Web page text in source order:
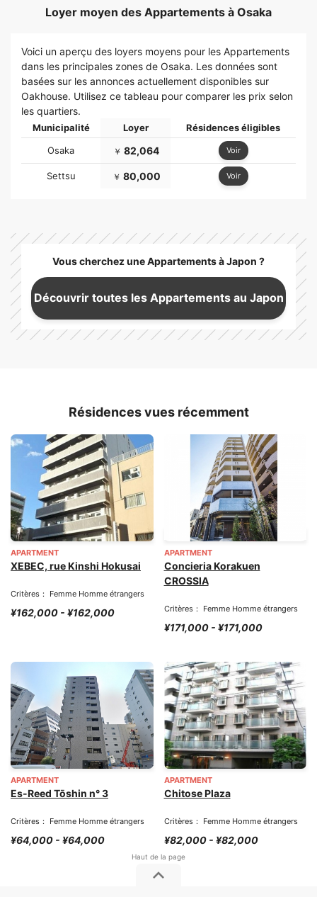
Loyer moyen des Appartements à Osaka
Voici un aperçu des loyers moyens pour les Appartements
dans les principales zones de Osaka. Les données sont
basées sur les annonces actuellement disponibles sur
Oakhouse. Utilisez ce tableau pour comparer les prix selon
les quartiers.
Municipalité Loyer
Résidences éligibles
Osaka
￥ 82,064 Voir
Settsu ￥ 80,000 Voir
Vous cherchez une Appartements à Japon ?
Découvrir toutes les Appartements au Japon
Résidences vues récemment
APARTMENT
XEBEC, rue Kinshi Hokusai
Critères： Femme Homme étrangers
¥162,000 - ¥162,000
APARTMENT
Concieria Korakuen
CROSSIA
Critères： Femme Homme étrangers
¥171,000 - ¥171,000
APARTMENT
Es-Reed Tōshin n° 3
Critères： Femme Homme étrangers
¥64,000 - ¥64,000
APARTMENT
Chitose Plaza
Critères： Femme Homme étrangers
¥82,000 - ¥82,000